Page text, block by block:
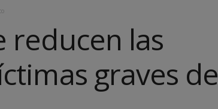
reducen las
graves de